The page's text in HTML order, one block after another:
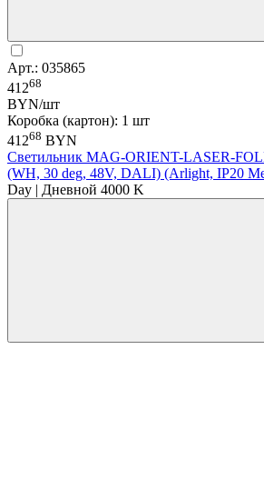
Арт.: 035865
41268
BYN/шт
Коробка (картон): 1 шт
41268 BYN
Светильник MAG-ORIENT-LASER-
(WH, 30 deg, 48V, DALI) (Arlight, IP20
Day | Дневной 4000 K